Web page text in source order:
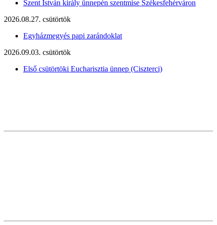
Szent István király ünnepén szentmise Székesfehérváron
2026.08.27. csütörtök
Egyházmegyés papi zarándoklat
2026.09.03. csütörtök
Első csütörtöki Eucharisztia ünnep (Ciszterci)